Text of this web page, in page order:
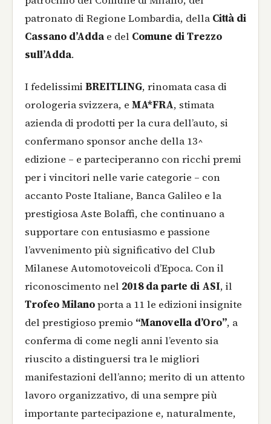
patronato di Regione Lombardia, della Città di
Cassano d’Adda e del Comune di Trezzo
sull’Adda.
I fedelissimi BREITLING, rinomata casa di
orologeria svizzera, e MA*FRA, stimata
azienda di prodotti per la cura dell’auto, si
confermano sponsor anche della 13^
edizione – e parteciperanno con ricchi premi
per i vincitori nelle varie categorie – con
accanto Poste Italiane, Banca Galileo e la
prestigiosa Aste Bolaffi, che continuano a
supportare con entusiasmo e passione
l’avvenimento più significativo del Club
Milanese Automotoveicoli d’Epoca. Con il
riconoscimento nel 2018 da parte di ASI, il
Trofeo Milanoporta a 11 le edizioni insignite
del prestigioso premio “Manovella d’Oro”, a
conferma di come negli anni l’evento sia
riuscito a distinguersi tra le migliori
manifestazioni dell’anno; merito di un attento
lavoro organizzativo, di una sempre più
importante partecipazione e, naturalmente,